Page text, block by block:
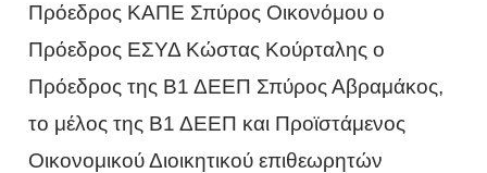
Πρόεδρος ΚΑΠΕ Σπύρος Οικονόμου ο
Πρόεδρος ΕΣΥΔ Κώστας Κούρταλης ο
Πρόεδρος της Β1 ΔΕΕΠ Σπύρος Αβραμάκος,
το μέλος της Β1 ΔΕΕΠ και Προϊστάμενος
Οικονομικού Διοικητικού επιθεωρητών